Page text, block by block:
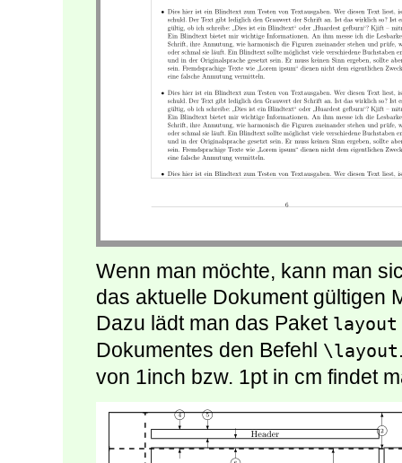
Wenn man möchte, kann man
das aktuelle Dokument gültigen
Dazu lädt man das Paket layout
Dokumentes den Befehl \layout
von 1inch bzw. 1pt in cm findet